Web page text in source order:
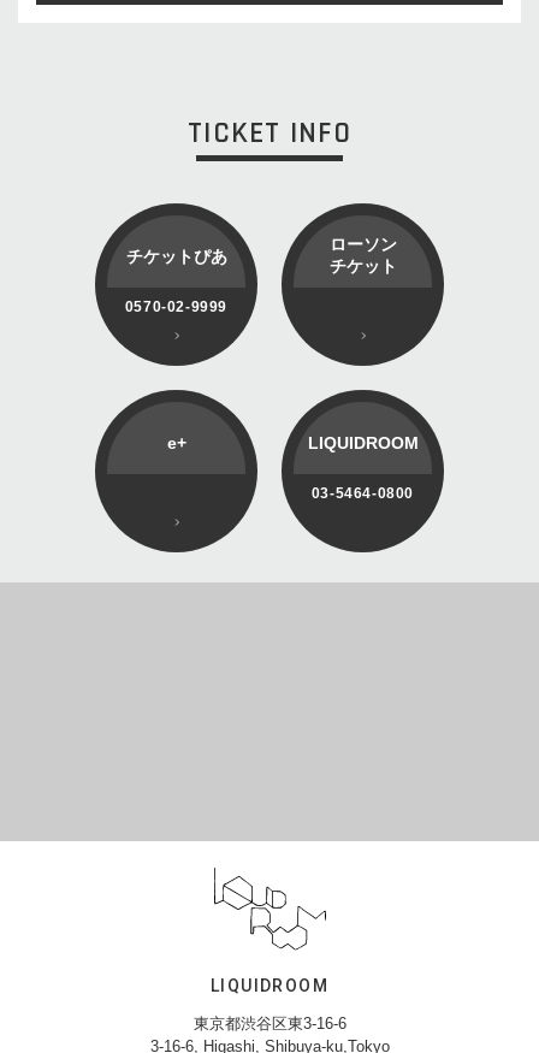
TICKET INFO
チケットぴあ
0570-02-9999
ローソン
チケット
e+ LIQUIDROOM
03-5464-0800
LIQUIDROOM
東京都渋谷区東3-16-6
3-16-6, Higashi, Shibuya-ku,Tokyo